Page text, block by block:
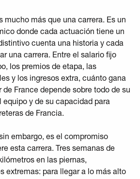
mucho más que una carrera. Es un
donde cada actuación tiene un
cuenta una historia y cada
una carrera. Entre el salario fijo
los premios de etapa, las
y los ingresos extra, cuánto gana
de France depende sobre todo de su
equipo y de su capacidad para
de Francia.
embargo, es el compromiso
esta carrera. Tres semanas de
en las piernas,
extremas: para llegar a lo más alto